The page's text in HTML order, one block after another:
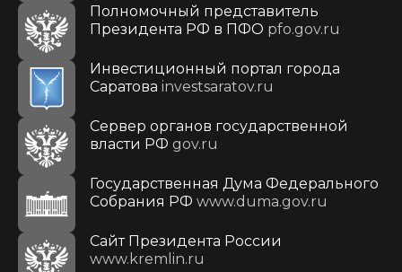
Полномочный представитель
Президента РФ в ПФО pfo.gov.ru
Инвестиционный портал города
Саратова investsaratov.ru
Сервер органов государственной
власти РФ gov.ru
Государственная Дума Федерального
Собрания РФ www.duma.gov.ru
Cайт Президента России
www.kremlin.ru